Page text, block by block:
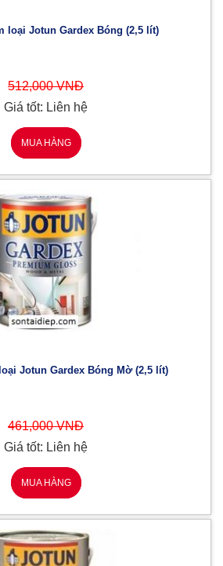
loại Jotun Gardex Bóng (2,5 lít)
512,000 VNĐ
Giá tốt: Liên hệ
MUA HÀNG
Jotun Gardex Bóng Mờ (2,5 lít)
461,000 VNĐ
Giá tốt: Liên hệ
MUA HÀNG